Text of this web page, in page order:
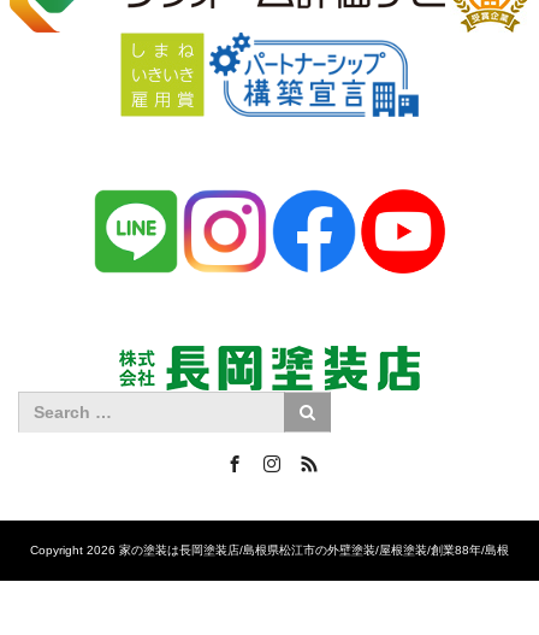
FacebookInstagram
Copyright 2026 家の塗装は長岡塗装店/島根県松江市の外壁塗装/屋根塗装/創業88年/島根